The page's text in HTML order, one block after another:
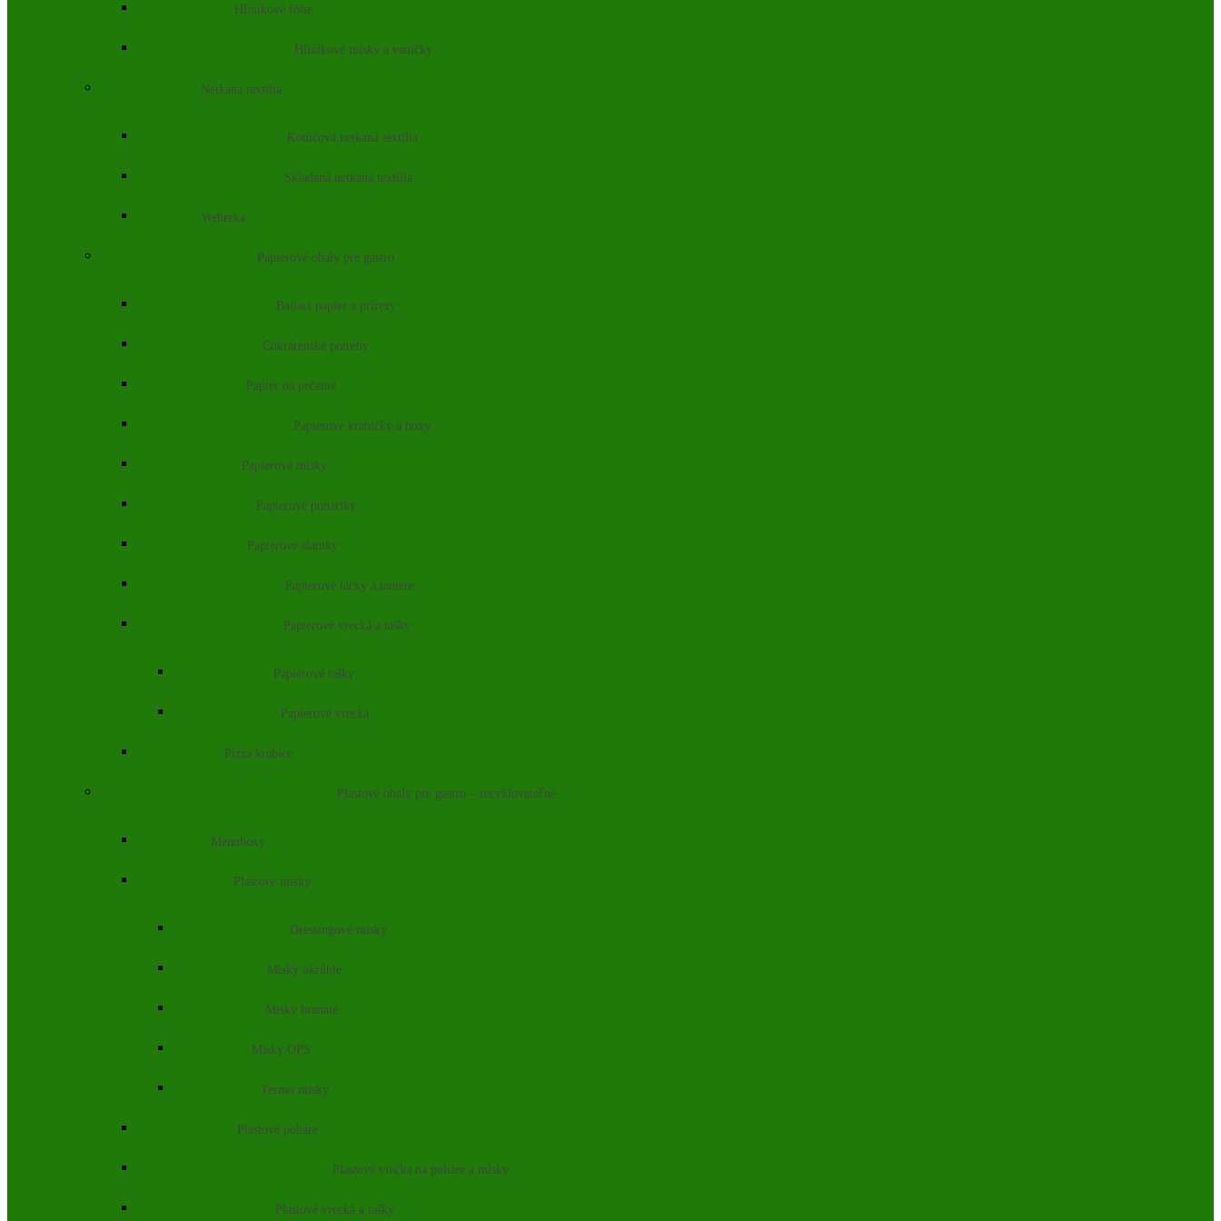
Hliníkové fólie
Hliníkové misky a vaničky
Netkaná textília
Kotúčová netkaná textília
Skladaná netkaná textília
Vedierka
Papierové obaly pre gastro
Baliaci papier a prírezy
Cukrárenské potreby
Papier na pečenie
Papierové krabičky a boxy
Papierové misky
Papierové poháriky
Papierové slamky
Papierové tácky a taniere
Papierové vrecká a tašky
Papierové tašky
Papierové vrecká
Pizza krabice
Plastové obaly pre gastro – recyklovateľné
Menuboxy
Plastové misky
Dressingové misky
Misky okrúhle
Misky hranaté
Misky OPS
Termo misky
Plastové poháre
Plastové viečka na poháre a misky
Plastové vrecká a tašky